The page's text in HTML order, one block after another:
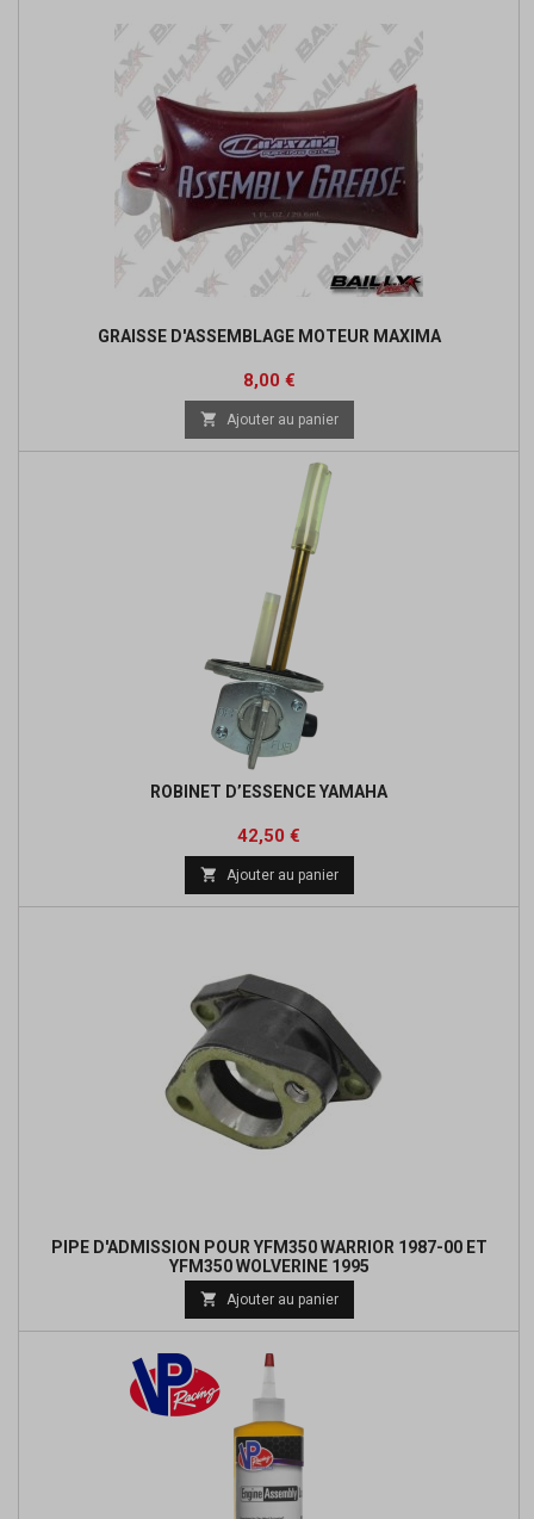
GRAISSE D'ASSEMBLAGE MOTEUR MAXIMA
Prix
8,00 €
 Ajouter au panier
ROBINET D’ESSENCE YAMAHA
Prix
42,50 €
base
 Ajouter au panier
PIPE D'ADMISSION POUR YFM350 WARRIOR 1987-00 ET
YFM350 WOLVERINE 1995
de
base
 Ajouter au panier